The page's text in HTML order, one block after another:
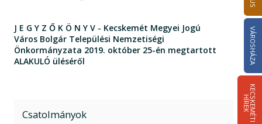
VÁROSHÁZA
K
E
C
S
K
E
M
É
T
I
HÍ
R
E
K
J E G Y Z Ő K Ö N Y V - Kecskemét Megyei Jogú
Város Bolgár Települési Nemzetiségi
Önkormányzata 2019. október 25-én megtartott
ALAKULÓ üléséről
Csatolmányok